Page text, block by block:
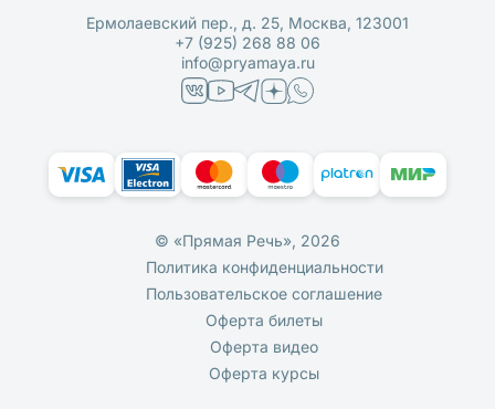
Ермолаевский пер., д. 25, Москва, 123001
+7 (925) 268 88 06
info@pryamaya.ru
© «Прямая Речь», 2026
Политика конфиденциальности
Пользовательское соглашение
Оферта билеты
Оферта видео
Оферта курсы